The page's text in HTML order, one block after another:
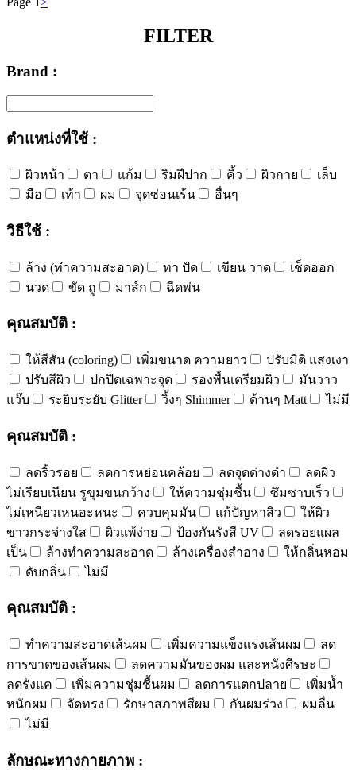
FILTER
Brand :
ตำแหน่งที่ใช้ :
ผิวหน้า ตา แก้ม ริมฝีปาก คิ้ว ผิวกาย
เล็บ
มือ
เท้า ผม จุดซ่อนเร้น อื่นๆ
วิธีใช้ :
ล้าง (ทำความสะอาด) ทา ปัด เขียน วาด
เช็ดออก
นวด
ขัด ถู มาส์ก ฉีดพ่น
คุณสมบัติ :
ให้สีสัน (coloring) เพิ่มขนาด ความยาว
ปรับมิติ แสงเงา
ปรับสีผิว
ปกปิดเฉพาะจุด รองพื้นเตรียมผิว
มันวาว
แว๊บ
ระยิบระยับ Glitter วิ้งๆ Shimmer ด้านๆ Matt ไม่มี
คุณสมบัติ :
ลดริ้วรอย ลดการหย่อนคล้อย ลดจุดด่างดำ
ลดผิว
ไม่เรียบเนียน รูขุมขนกว้าง
ให้ความชุ่มชื้น
ซึมซาบเร็ว
ไม่เหนียวเหนอะหนะ
ควบคุมมัน แก้ปัญหาสิว
ให้ผิว
ขาวกระจ่างใส
ผิวแพ้ง่าย ป้องกันรังสี UV
ลดรอยแผล
เป็น
ล้างทำความสะอาด ล้างเครื่องสำอาง
ให้กลิ่นหอม
ดับกลิ่น
ไม่มี
คุณสมบัติ :
ทำความสะอาดเส้นผม เพิ่มความแข็งแรงเส้นผม
ลด
การขาดของเส้นผม
ลดความมันของผม และหนังศีรษะ
ลดรังแค
เพิ่มความชุ่มชื้นผม ลดการแตกปลาย
เพิ่มน้ำ
หนักผม
จัดทรง รักษาสภาพสีผม กันผมร่วง
ผมลื่น
ไม่มี
ลักษณะทางกายภาพ :